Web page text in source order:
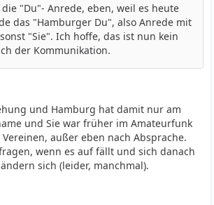
"Du"- Anrede, eben, weil es heute
das "Hamburger Du", also Anrede mit
"Sie". Ich hoffe, das ist nun kein
der Kommunikation.
und Hamburg hat damit nur am
und Sie war früher im Amateurfunk
außer eben nach Absprache.
wenn es auf fällt und sich danach
sich (leider, manchmal).